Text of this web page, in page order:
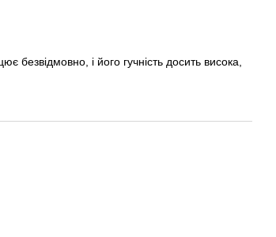
і його гучність досить висока,